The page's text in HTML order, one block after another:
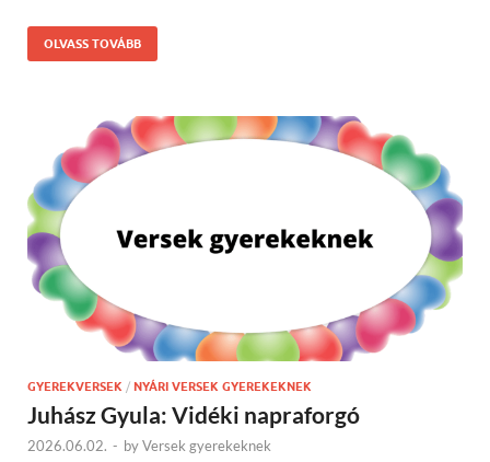
OLVASS TOVÁBB
GYEREKVERSEK / NYÁRI VERSEK GYEREKEKNEK
Juhász Gyula: Vidéki napraforgó
2026.06.02. - byVersek gyerekeknek